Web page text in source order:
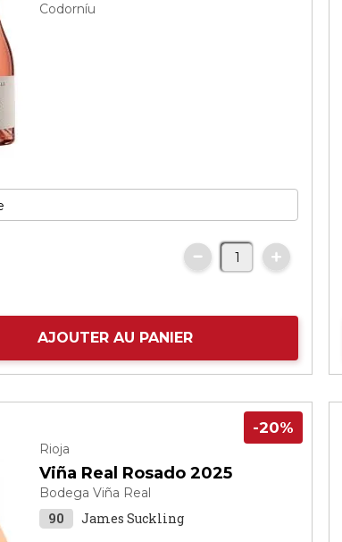
Codorníu
AJOUTER AU PANIER
Rioja
Viña Real Rosado 2025
Bodega Viña Real
90 James Suckling
-20%